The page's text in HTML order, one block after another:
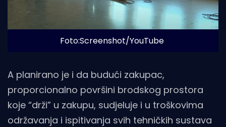
Foto:Screenshot/YouTube
A planirano je i da budući zakupac,
proporcionalno površini brodskog prostora
koje “drži” u zakupu, sudjeluje i u troškovima
održavanja i ispitivanja svih tehničkih sustava